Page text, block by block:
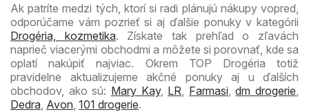
Ak patríte medzi tých, ktorí si radi plánujú nákupy vopred,
odporúčame vám pozrieť si aj ďalšie ponuky v kategórii
Drogéria, kozmetika. Získate tak prehľad o zľavách
naprieč viacerými obchodmi a môžete si porovnať, kde sa
oplatí nakúpiť najviac. Okrem TOP Drogéria totiž
pravidelne aktualizujeme akčné ponuky aj u ďalších
obchodov, ako sú: Mary Kay, LR Farmasi,dm drogerie
Dedra Avon 101 drogerie.